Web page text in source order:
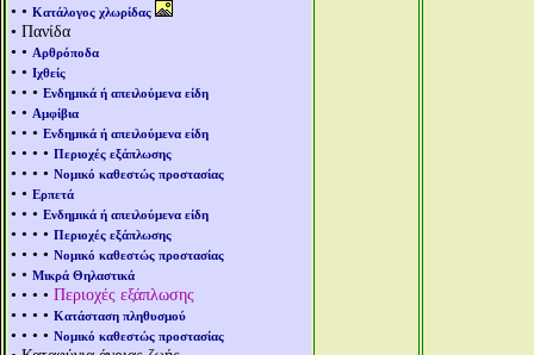
• • Κατάλογος χλωρίδας
• Πανίδα
• • Αρθρόποδα
• • Ιχθείς
• • • Ενδημικά ή απειλούμενα είδη
• • Αμφίβια
• • • Ενδημικά ή απειλούμενα είδη
• • • • Περιοχές εξάπλωσης
• • • • Νομικό καθεστώς προστασίας
• • Ερπετά
• • • Ενδημικά ή απειλούμενα είδη
• • • • Περιοχές εξάπλωσης
• • • • Νομικό καθεστώς προστασίας
• • Μικρά Θηλαστικά
• • • • Περιοχές εξάπλωσης
• • • • Κατάσταση πληθυσμού
• • • • Νομικό καθεστώς προστασίας